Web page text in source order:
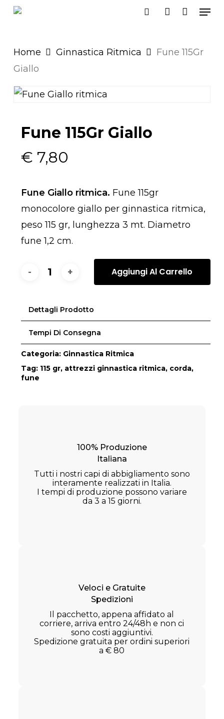
Skip
content
Home Ginnastica Ritmica
Fune 115Gr
Giallo
Fune 115Gr Giallo
€ 7,80
Fune Giallo ritmica. Fune 115gr
monocolore giallo per ginnastica ritmica,
peso 115 gr, lunghezza 3 mt. Diametro
fune 1,2 cm.
Aggiungi Al Carrello
Dettagli Prodotto
Tempi Di Consegna
Categoria: Ginnastica Ritmica
Tag: 115 gr, attrezzi ginnastica ritmica, corda,
fune
100% Produzione
Italiana
Tutti i nostri capi di abbigliamento sono
interamente realizzati in Italia.
I tempi di produzione possono variare
da 3 a 15 giorni.
Veloci e Gratuite
Spedizioni
Il pacchetto, appena affidato al
corriere, arriva entro 24/48h e non ci
sono costi aggiuntivi.
Spedizione gratuita per ordini superiori
a € 80